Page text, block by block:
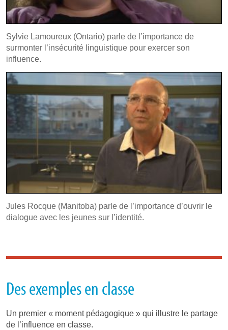
Sylvie Lamoureux (Ontario) parle de l’importance de
surmonter l’insécurité linguistique pour exercer son
influence.
Jules Rocque (Manitoba) parle de l’importance d’ouvrir le
dialogue avec les jeunes sur l’identité.
Des exemples en classe
Un premier « moment pédagogique » qui illustre le partage
de l’influence en classe.